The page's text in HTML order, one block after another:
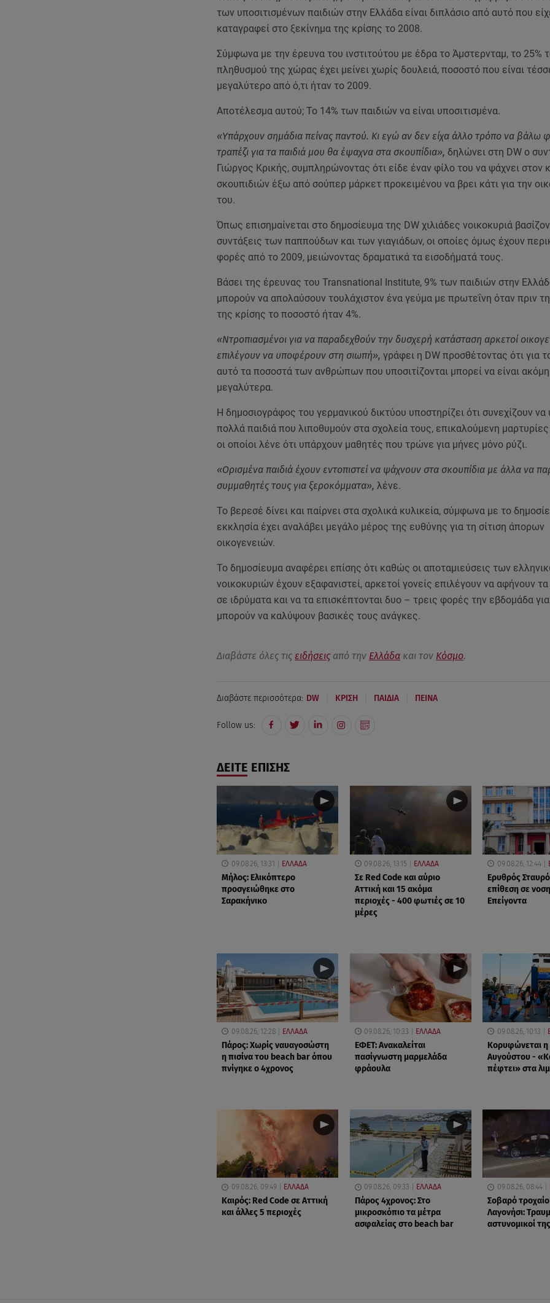
των υποσιτισμένων παιδιών στην Ελλάδα είναι διπλάσιο από αυτό που
καταγραφεί στο ξεκίνημα της κρίσης το 2008.
Σύμφωνα με την έρευνα του ινστιτούτου με έδρα το Άμστερνταμ, το 25%
πληθυσμού της χώρας έχει μείνει χωρίς δουλειά, ποσοστό που είναι
μεγαλύτερο από ό,τι ήταν το 2009.
Αποτέλεσμα αυτού; Το 14% των παιδιών να είναι υποσιτισμένα.
«Υπάρχουν σημάδια πείνας παντού. Κι εγώ αν δεν είχα άλλο τρόπο να βάλω
τραπέζι για τα παιδιά μου θα έψαχνα στα σκουπίδια», δηλώνει στη DW ο
Γιώργος Κρικής, συμπληρώνοντας ότι είδε έναν φίλο του να ψάχνει στον
σκουπιδιών έξω από σούπερ μάρκετ προκειμένου να βρει κάτι για την
του.
Όπως επισημαίνεται στο δημοσίευμα της DW χιλιάδες νοικοκυριά
συντάξεις των παππούδων και των γιαγιάδων, οι οποίες όμως έχουν
φορές από το 2009, μειώνοντας δραματικά τα εισοδήματά τους.
Βάσει της έρευνας του Transnational Institute, 9% των παιδιών στην
μπορούν να απολαύσουν τουλάχιστον ένα γεύμα με πρωτεΐνη όταν πριν
της κρίσης το ποσοστό ήταν 4%.
«Ντροπιασμένοι για να παραδεχθούν την δυσχερή κατάσταση αρκετοί
επιλέγουν να υποφέρουν στη σιωπή», γράφει η DW προσθέτοντας ότι για
αυτό τα ποσοστά των ανθρώπων που υποσιτίζονται μπορεί να είναι ακόμη
μεγαλύτερα.
Η δημοσιογράφος του γερμανικού δικτύου υποστηρίζει ότι συνεχίζουν
πολλά παιδιά που λιποθυμούν στα σχολεία τους, επικαλούμενη
οι οποίοι λένε ότι υπάρχουν μαθητές που τρώνε για μήνες μόνο ρύζι.
«Ορισμένα παιδιά έχουν εντοπιστεί να ψάχνουν στα σκουπίδια με άλλα να
συμμαθητές τους για ξεροκόμματα», λένε.
Το βερεσέ δίνει και παίρνει στα σχολικά κυλικεία, σύμφωνα με το
εκκλησία έχει αναλάβει μεγάλο μέρος της ευθύνης για τη σίτιση άπορων
οικογενειών.
Το δημοσίευμα αναφέρει επίσης ότι καθώς οι αποταμιεύσεις των
νοικοκυριών έχουν εξαφανιστεί, αρκετοί γονείς επιλέγουν να αφήνουν τα
σε ιδρύματα και να τα επισκέπτονται δυο – τρεις φορές την εβδομάδα
μπορούν να καλύψουν βασικές τους ανάγκες.
Διαβάστε όλες τις ειδήσειςαπό την Ελλάδακαι τον Κόσμο.
Διαβάστε περισσότερα: DW ΚΡΙΣΗ ΠΑΙΔΙΑ ΠΕΙΝΑ
Follow us:
ΔΕΙΤΕ ΕΠΙΣΗΣ
09.08.26, 13:31 ΕΛΛΑΔΑ
Μήλος: Ελικόπτερο
προσγειώθηκε στο
Σαρακήνικο
09.08.26, 13:15 ΕΛΛΑΔΑ
Σε Red Code και αύριο
Αττική και 15 ακόμα
περιοχές - 400 φωτιές σε 10
μέρες
09.08.26, 12:44
Ερυθρός
επίθεση σε
Επείγοντα
09.08.26, 12:28 ΕΛΛΑΔΑ
Πάρος: Χωρίς ναυαγοσώστη
η πισίνα του beach bar όπου
πνίγηκε ο 4χρονος
09.08.26, 10:33 ΕΛΛΑΔΑ
ΕΦΕΤ: Ανακαλείται
πασίγνωστη μαρμελάδα
φράουλα
09.08.26, 10:13
Κορυφώνεται η
Αυγούστου -
πέφτει» στα
09.08.26, 09:49 ΕΛΛΑΔΑ
Καιρός: Red Code σε Αττική
και άλλες 5 περιοχές
09.08.26, 09:33 ΕΛΛΑΔΑ
Πάρος 4χρονος: Στο
μικροσκόπιο τα μέτρα
ασφαλείας στο beach bar
09.08.26, 08:44
Σοβαρό
Λαγονήσι:
αστυνομικοί